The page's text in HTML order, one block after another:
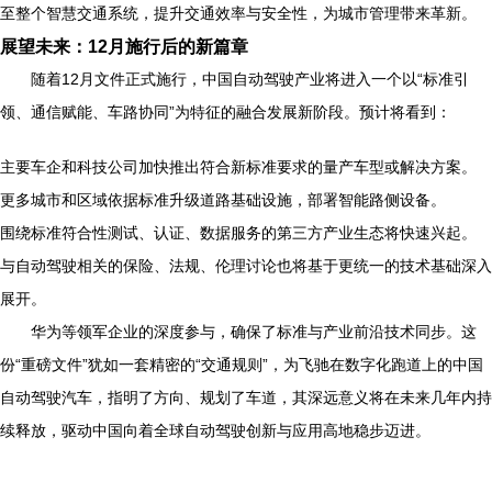
至整个智慧交通系统，提升交通效率与安全性，为城市管理带来革新。
展望未来：12月施行后的新篇章
随着12月文件正式施行，中国自动驾驶产业将进入一个以“标准引
领、通信赋能、车路协同”为特征的融合发展新阶段。预计将看到：
主要车企和科技公司加快推出符合新标准要求的量产车型或解决方案。
更多城市和区域依据标准升级道路基础设施，部署智能路侧设备。
围绕标准符合性测试、认证、数据服务的第三方产业生态将快速兴起。
与自动驾驶相关的保险、法规、伦理讨论也将基于更统一的技术基础深入
展开。
华为等领军企业的深度参与，确保了标准与产业前沿技术同步。这
份“重磅文件”犹如一套精密的“交通规则”，为飞驰在数字化跑道上的中国
自动驾驶汽车，指明了方向、规划了车道，其深远意义将在未来几年内持
续释放，驱动中国向着全球自动驾驶创新与应用高地稳步迈进。